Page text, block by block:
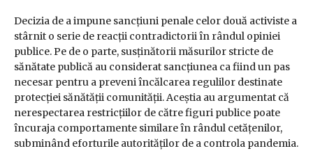
Decizia de a impune sancțiuni penale celor două activiste a
stârnit o serie de reacții contradictorii în rândul opiniei
publice. Pe de o parte, susținătorii măsurilor stricte de
sănătate publică au considerat sancțiunea ca fiind un pas
necesar pentru a preveni încălcarea regulilor destinate
protecției sănătății comunității. Aceștia au argumentat că
nerespectarea restricțiilor de către figuri publice poate
încuraja comportamente similare în rândul cetățenilor,
subminând eforturile autorităților de a controla pandemia.